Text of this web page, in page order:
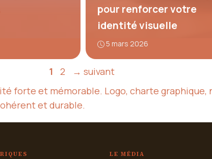
pour renforcer votre
identité visuelle
5 mars 2026
Page
1 Page
2 → suivant
forte et mémorable. Logo, charte graphique,
et durable.
LE MÉDIA